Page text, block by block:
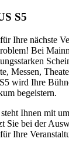
S5
Ihre nächste
Bei
Messen,
wird Ihre
begeistern.
Ihnen mit
Sie bei der
Ihre